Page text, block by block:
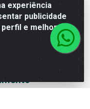
experiência
publicidade
e melhorar a